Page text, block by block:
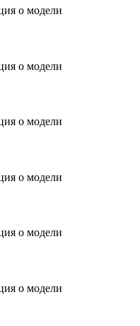
о модели
о модели
о модели
о модели
о модели
о модели